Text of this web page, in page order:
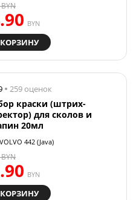
BYN
BYN
259 оценок
краски (штрих-
для сколов и
20мл
VOLVO 442 (Java)
BYN
BYN